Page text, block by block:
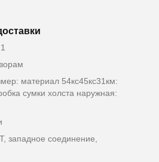
материал 54кс45кс31км:
сумки холста наружная:
западное соединение,